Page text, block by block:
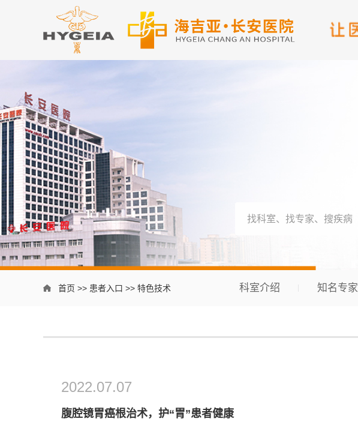
首页 >> 患者入口 >> 特色技术 科室介绍 知名专家
2022.07.07
腹腔镜胃癌根治术，护“胃”患者健康